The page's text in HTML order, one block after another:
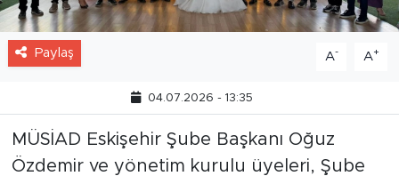
Paylaş A- A+
04.07.2026 - 13:35
MÜSİAD Eskişehir Şube Başkanı Oğuz
Özdemir ve yönetim kurulu üyeleri, Şube